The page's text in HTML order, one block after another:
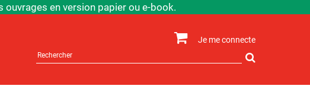
ouvrages en version papier ou e-book.
Je me connecte
sur
site